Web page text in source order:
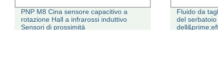
PNP M8 Cina sensore capacitivo a
rotazione Hall a infrarossi induttivo
Sensori di prossimità
Fluido da
del